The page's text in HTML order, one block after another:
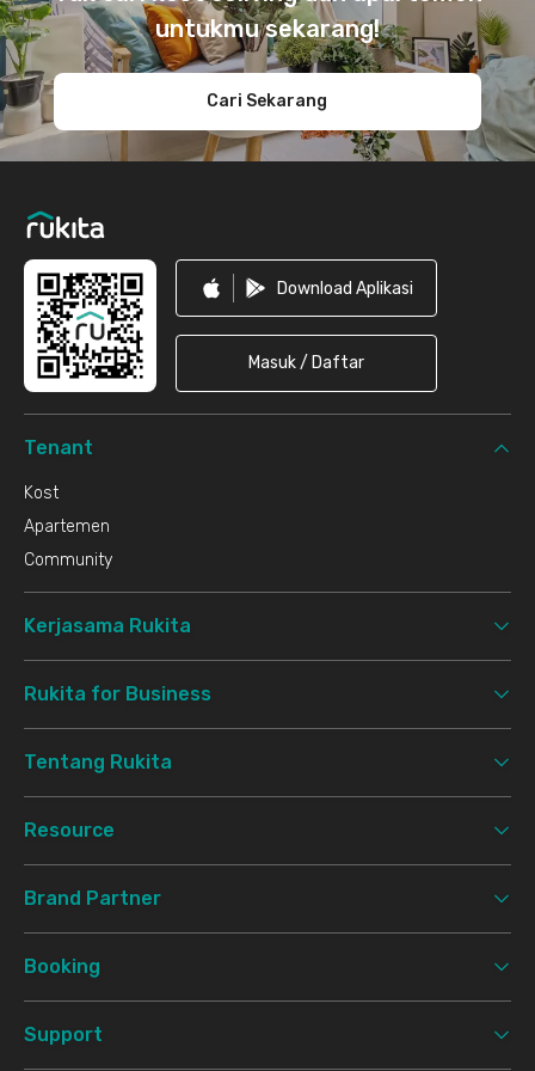
untukmu sekarang!
Cari Sekarang
Download Aplikasi
Masuk / Daftar
Tenant
Kost
Apartemen
Community
Kerjasama Rukita
Rukita for Business
Tentang Rukita
Resource
Brand Partner
Booking
Support